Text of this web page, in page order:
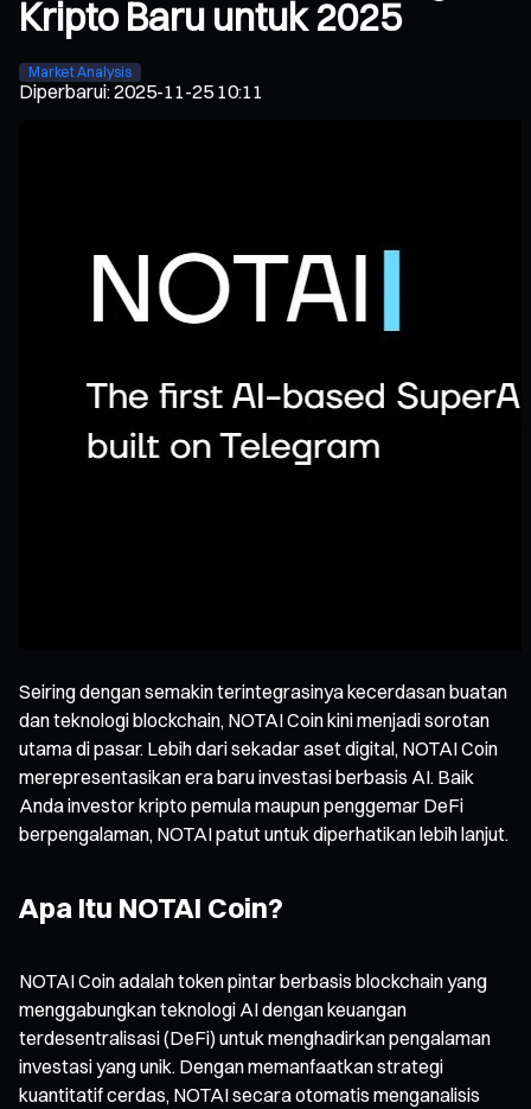
Kripto Baru untuk 2025
Market Analysis
Diperbarui:2025-11-25 10:11
Seiring dengan semakin terintegrasinya kecerdasan buatan
dan teknologi blockchain, NOTAI Coin kini menjadi sorotan
utama di pasar. Lebih dari sekadar aset digital, NOTAI Coin
merepresentasikan era baru investasi berbasis AI. Baik
Anda investor kripto pemula maupun penggemar DeFi
berpengalaman, NOTAI patut untuk diperhatikan lebih lanjut.
Apa Itu NOTAI Coin?
NOTAI Coin adalah token pintar berbasis blockchain yang
menggabungkan teknologi AI dengan keuangan
terdesentralisasi (DeFi) untuk menghadirkan pengalaman
investasi yang unik. Dengan memanfaatkan strategi
kuantitatif cerdas, NOTAI secara otomatis menganalisis